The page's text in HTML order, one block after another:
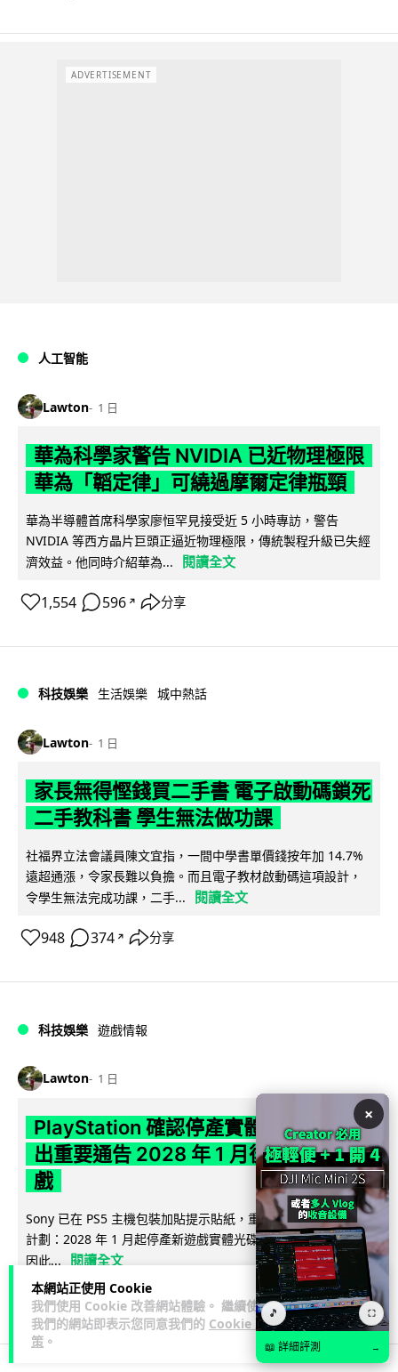
本網站正使用 Cookie
我們使用 Cookie 改善網站體驗。 繼續使用
我們的網站即表示您同意我們的 Cookie 政
策 。
ADVERTISEMENT
人工智能
Lawton 1 日
華為科學家警告 NVIDIA 已近物理極限
華為「韜定律」可繞過摩爾定律瓶頸
華為半導體首席科學家廖恒罕見接受近 5 小時專訪，警告
NVIDIA 等西方晶片巨頭正逼近物理極限，傳統製程升級已失經
濟效益。他同時介紹華為...
閱讀全文
1,554 596 ↗ 分享
科技娛樂 生活娛樂 城中熱話
Lawton 1 日
家長無得慳錢買二手書 電子啟動碼鎖死
二手教科書 學生無法做功課
社福界立法會議員陳文宜指，一間中學書單價錢按年加 14.7%
遠超通漲，令家長難以負擔。而且電子教材啟動碼這項設計，
令學生無法完成功課，二手...
閱讀全文
948 374 ↗ 分享
科技娛樂 遊戲情報
Lawton 1 日
PlayStation 確認停產實體光碟 包裝印
出重要通告 2028 年 1 月後不出光碟遊
戲
Sony 已在 PS5 主機包裝加貼提示貼紙，重申官方 7 月已公布
計劃：2028 年 1 月起停產新遊戲實體光碟。分析師預期 PS6
因此...
閱讀全文
172 76 ↗ 分享
×
🎵 ⛶
📖 詳細評測 →